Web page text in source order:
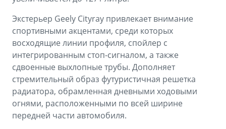
Экстерьер Geely Cityray привлекает внимание
спортивными акцентами, среди которых
восходящие линии профиля, спойлер с
интегрированным стоп-сигналом, а также
сдвоенные выхлопные трубы. Дополняет
стремительный образ футуристичная решетка
радиатора, обрамленная дневными ходовыми
огнями, расположенными по всей ширине
передней части автомобиля.